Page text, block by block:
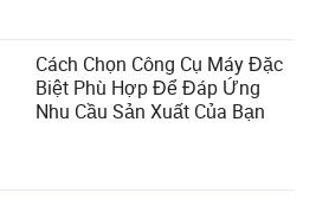
Cách Chọn Công Cụ Máy Đặc
Biệt Phù Hợp Để Đáp Ứng
Nhu Cầu Sản Xuất Của Bạn